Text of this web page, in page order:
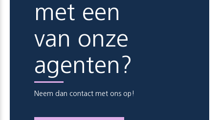
met een
van onze
agenten?
Neem dan contact met ons op!